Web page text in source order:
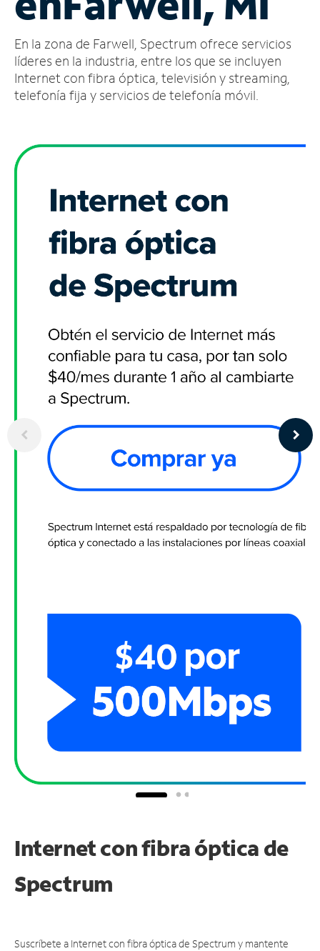
cuenta
Encuentra
una
tienda
En la zona de Farwell, Spectrum ofrece servicios
líderes en la industria, entre los que se incluyen
Internet con fibra óptica, televisión y streaming,
telefonía fija y servicios de telefonía móvil.
Internet con fibra óptica de
Spectrum
Suscríbete a Internet con fibra óptica de Spectrum y mantente